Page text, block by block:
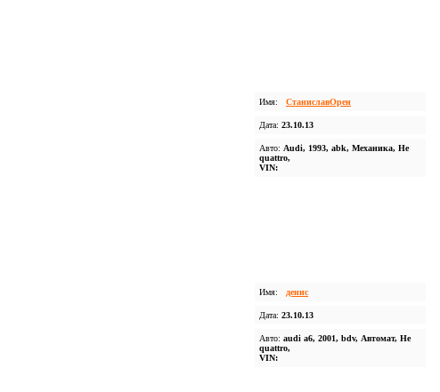
Имя: СтаниславОрен
Дата: 23.10.13
Авто: Audi, 1993, abk, Механика, Не
quattro,
VIN:
Имя: денис
Дата: 23.10.13
Авто: audi a6, 2001, bdv, Автомат, Не
quattro,
VIN: